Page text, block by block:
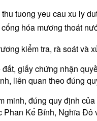
hóa mương thoát
kiểm tra, rà soát và
giấy chứng nhận
liên quan theo đúng
đúng quy định
Kế Bính, Nghĩa